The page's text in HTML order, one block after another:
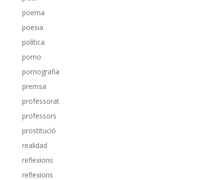
poema
poesia
política
porno
pornografia
premsa
professorat
professors
prostitució
realidad
reflexions
reflexions